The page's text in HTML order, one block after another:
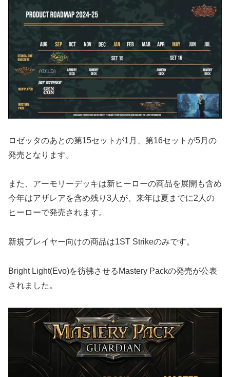
ロゼッタのあとの第15セットが1月、第16セットが5月の
発売となります。
また、アーモリーデッキは新ヒーローの商品を展開も含め
今年はアザレアを含め残り3人が、来年は夏までに2人の
ヒーローで発売されます。
新規プレイヤー向けの商品は1ST Strikeのみです。
Bright Light(Evo)を彷彿させるMastery Packの発売が公表
されました。